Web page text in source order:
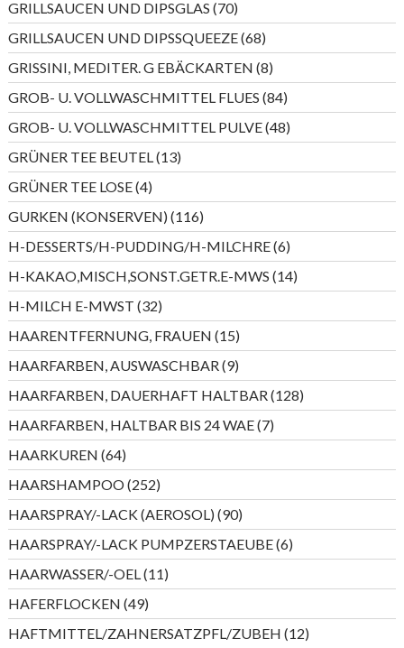
GRILLSAUCEN UND DIPSGLAS 7070
Produkte
GRILLSAUCEN UND DIPSSQUEEZE 6868
Produkte
GRISSINI, MEDITER. G EBÄCKARTEN 88
Produkte
GROB- U. VOLLWASCHMITTEL FLUES 8484
Produkte
GROB- U. VOLLWASCHMITTEL PULVE 4848
Produkte
GRÜNER TEE BEUTEL 1313
Produkte
GRÜNER TEE LOSE 44
Produkte
GURKEN (KONSERVEN) 116116
Produkte
H-DESSERTS/H-PUDDING/H-MILCHRE 66
Produkte
H-KAKAO,MISCH,SONST.GETR.E-MWS 1414
Produkte
H-MILCH E-MWST 3232
Produkte
HAARENTFERNUNG, FRAUEN 1515
Produkte
HAARFARBEN, AUSWASCHBAR 99
Produkte
HAARFARBEN, DAUERHAFT HALTBAR 128128
Produkte
HAARFARBEN, HALTBAR BIS 24 WAE 77
Produkte
HAARKUREN 6464
Produkte
HAARSHAMPOO 252252
Produkte
HAARSPRAY/-LACK (AEROSOL) 9090
Produkte
HAARSPRAY/-LACK PUMPZERSTAEUBE 66
Produkte
HAARWASSER/-OEL 1111
Produkte
HAFERFLOCKEN 4949
Produkte
HAFTMITTEL/ZAHNERSATZPFL/ZUBEH 1212